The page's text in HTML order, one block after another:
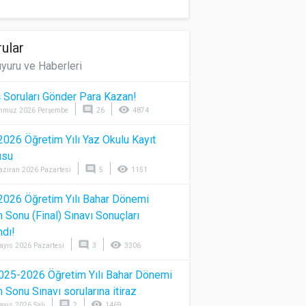
ve Haberleri
Soruları Gönder Para Kazan!
2026 Perşembe comment 26 visibility 4874
Öğretim Yılı Yaz Okulu Kayıt
2026 Pazartesi comment 5 visibility 1151
Öğretim Yılı Bahar Dönemi
Sonu (Final) Sınavı Sonuçları
2026 Pazartesi comment 3 visibility 3306
2026 Öğretim Yılı Bahar Dönemi
Sonu Sınavı sorularına itiraz